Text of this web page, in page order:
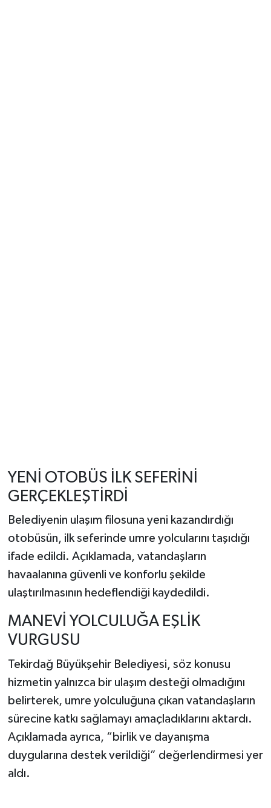
YENİ OTOBÜS İLK SEFERİNİ
GERÇEKLEŞTİRDİ
Belediyenin ulaşım filosuna yeni kazandırdığı
otobüsün, ilk seferinde umre yolcularını taşıdığı
ifade edildi. Açıklamada, vatandaşların
havaalanına güvenli ve konforlu şekilde
ulaştırılmasının hedeflendiği kaydedildi.
MANEVİ YOLCULUĞA EŞLİK
VURGUSU
Tekirdağ Büyükşehir Belediyesi, söz konusu
hizmetin yalnızca bir ulaşım desteği olmadığını
belirterek, umre yolculuğuna çıkan vatandaşların
sürecine katkı sağlamayı amaçladıklarını aktardı.
Açıklamada ayrıca, “birlik ve dayanışma
duygularına destek verildiği” değerlendirmesi yer
aldı.